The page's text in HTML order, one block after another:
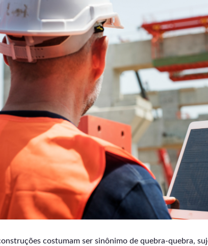
costumam ser sinônimo de quebra-quebra,